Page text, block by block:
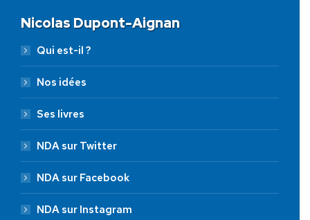
Nicolas Dupont-Aignan
Qui est-il ?
Nos idées
Ses livres
NDA sur Twitter
NDA sur Facebook
NDA sur Instagram